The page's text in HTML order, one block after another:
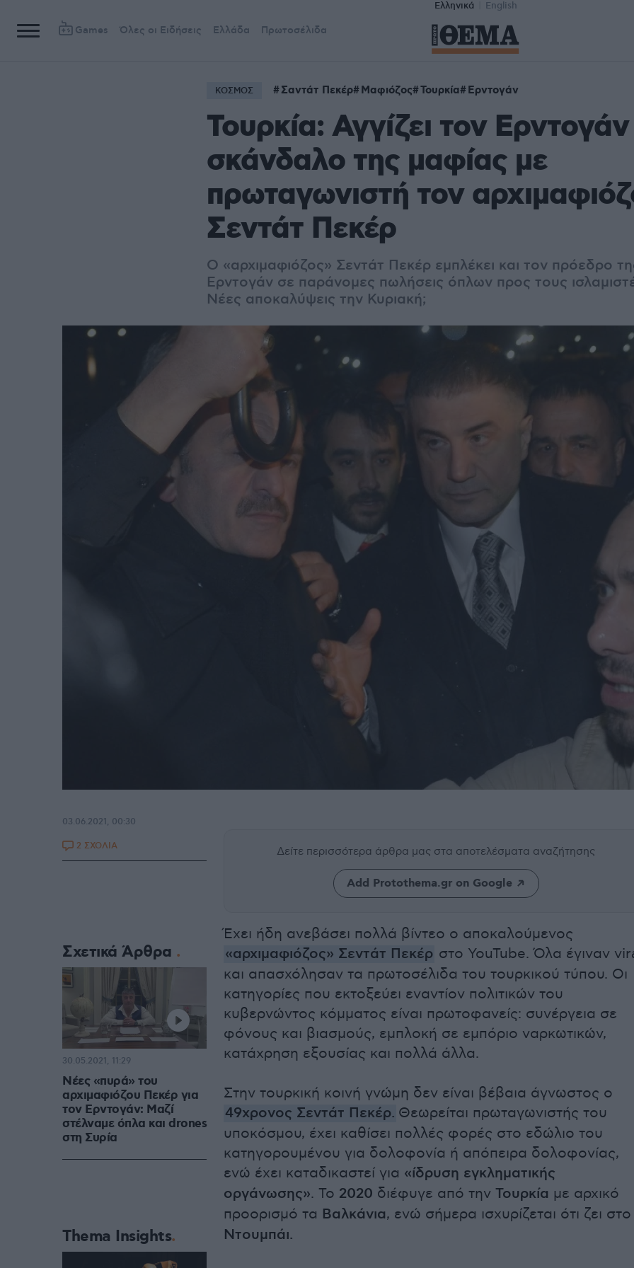
Ελληνικά English
Games Όλες οι Ειδήσεις Ελλάδα Πρωτοσέλιδα
ΚΟΣΜΟΣ Σαντάτ Πεκέρ Μαφιόζος Τουρκία Ερντογάν
Τουρκία: Αγγίζει τον
σκάνδαλο της μαφίας με
πρωταγωνιστή τον
Σεντάτ Πεκέρ
Ο «αρχιμαφιόζος» Σεντάτ Πεκέρ εμπλέκει και τον πρόεδρο
Ερντογάν σε παράνομες πωλήσεις όπλων προς τους
Νέες αποκαλύψεις την Κυριακή;
Δείτε περισσότερα άρθρα μας στα αποτελέσματα αναζήτησης
Add Protothema.gr on Google
Έχει ήδη ανεβάσει πολλά βίντεο ο αποκαλούμενος
«αρχιμαφιόζος» Σεντάτ Πεκέρ στο YouTube. Όλα έγιναν
και απασχόλησαν τα πρωτοσέλιδα του τουρκικού τύπου. Οι
κατηγορίες που εκτοξεύει εναντίον πολιτικών του
κυβερνώντος κόμματος είναι πρωτοφανείς: συνέργεια σε
φόνους και βιασμούς, εμπλοκή σε εμπόριο ναρκωτικών,
κατάχρηση εξουσίας και πολλά άλλα.
Στην τουρκική κοινή γνώμη δεν είναι βέβαια άγνωστος ο
49χρονος Σεντάτ Πεκέρ. Θεωρείται πρωταγωνιστής του
υποκόσμου, έχει καθίσει πολλές φορές στο εδώλιο του
κατηγορουμένου για δολοφονία ή απόπειρα δολοφονίας,
ενώ έχει καταδικαστεί για «ίδρυση εγκληματικής
οργάνωσης». Το 2020 διέφυγε από την Τουρκία με αρχικό
προορισμό τα Βαλκάνια, ενώ σήμερα ισχυρίζεται ότι ζει στο
Ντουμπάι.
03.06.2021, 00:30
2 ΣΧΟΛΙΑ
Σχετικά Άρθρα
Νέες «πυρά» του
αρχιμαφιόζου Πεκέρ για
τον Ερντογάν: Μαζί
στέλναμε όπλα και drones
στη Συρία
30.05.2021, 11:29
Thema Insights